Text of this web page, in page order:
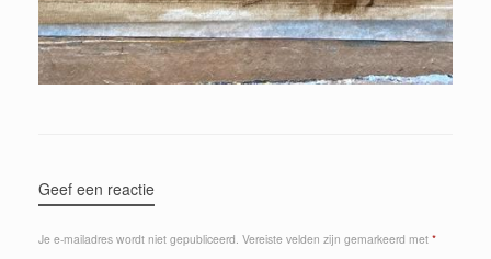
Geef een reactie
Je e-mailadres wordt niet gepubliceerd. Vereiste velden zijn gemarkeerd met *